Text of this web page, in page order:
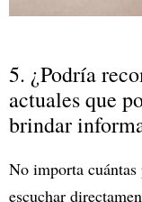
5. ¿Podría
actuales que
brindar
No importa cuántas
escuchar